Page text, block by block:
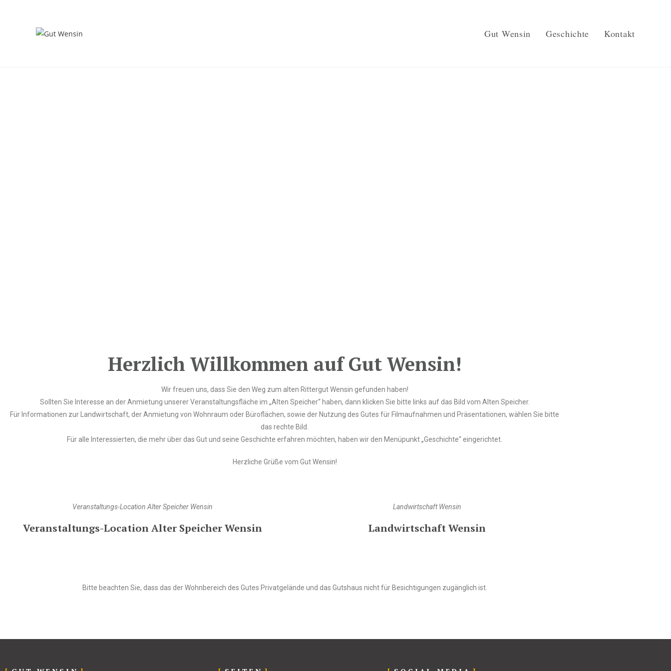
Gut Wensin Geschichte Kontakt
Herzlich Willkommen auf Gut Wensin!
Wir freuen uns, dass Sie den Weg zum alten Rittergut Wensin gefunden haben!
Sollten Sie Interesse an der Anmietung unserer Veranstaltungsfläche im „Alten Speicher“ haben, dann klicken Sie bitte links auf das Bild vom Alten Speicher.
Für Informationen zur Landwirtschaft, der Anmietung von Wohnraum oder Büroflächen, sowie der Nutzung des Gutes für Filmaufnahmen und Präsentationen, wählen Sie bitte
das rechte Bild.
Für alle Interessierten, die mehr über das Gut und seine Geschichte erfahren möchten, haben wir den Menüpunkt „Geschichte“ eingerichtet.
Herzliche Grüße vom Gut Wensin!
Veranstaltungs-Location Alter Speicher Wensin Landwirtschaft Wensin
Veranstaltungs-Location Alter Speicher Wensin Landwirtschaft Wensin
Bitte beachten Sie, dass das der Wohnbereich des Gutes Privatgelände und das Gutshaus nicht für Besichtigungen zugänglich ist.